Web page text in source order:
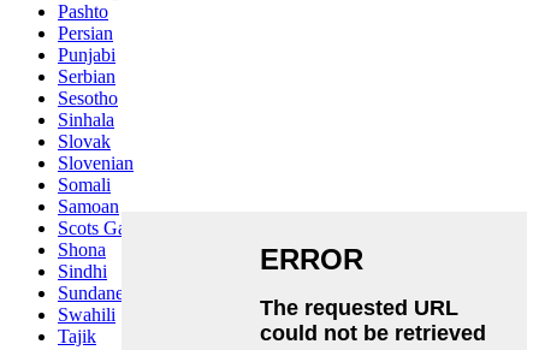
Pashto
Persian
Punjabi
Serbian
Sesotho
Sinhala
Slovak
Slovenian
Somali
Samoan
Scots Gaelic
Shona
Sindhi
Sundanese
Swahili
Tajik